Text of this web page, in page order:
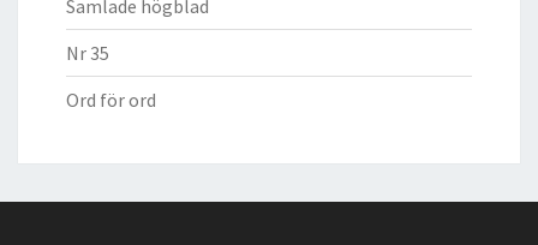
Samlade högblad
Nr 35
Ord för ord